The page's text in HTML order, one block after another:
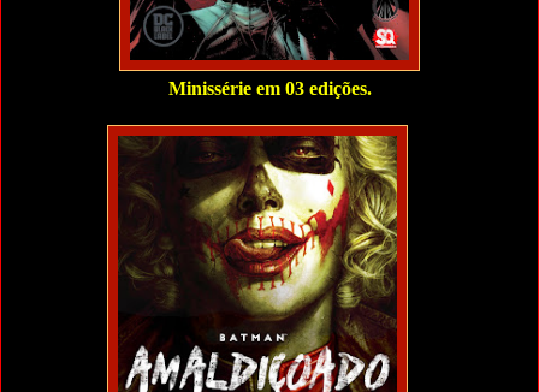
Minissérie em 03 edições.